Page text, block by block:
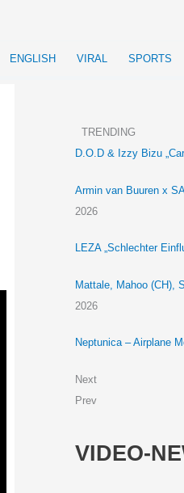
ENGLISH VIRAL SPORTS
TRENDING
D.O.D & Izzy Bizu
Armin van Buuren x
2026
LEZA „Schlechter
Mattale, Mahoo (CH),
2026
Neptunica – Airplane
Next
Prev
VIDEO-